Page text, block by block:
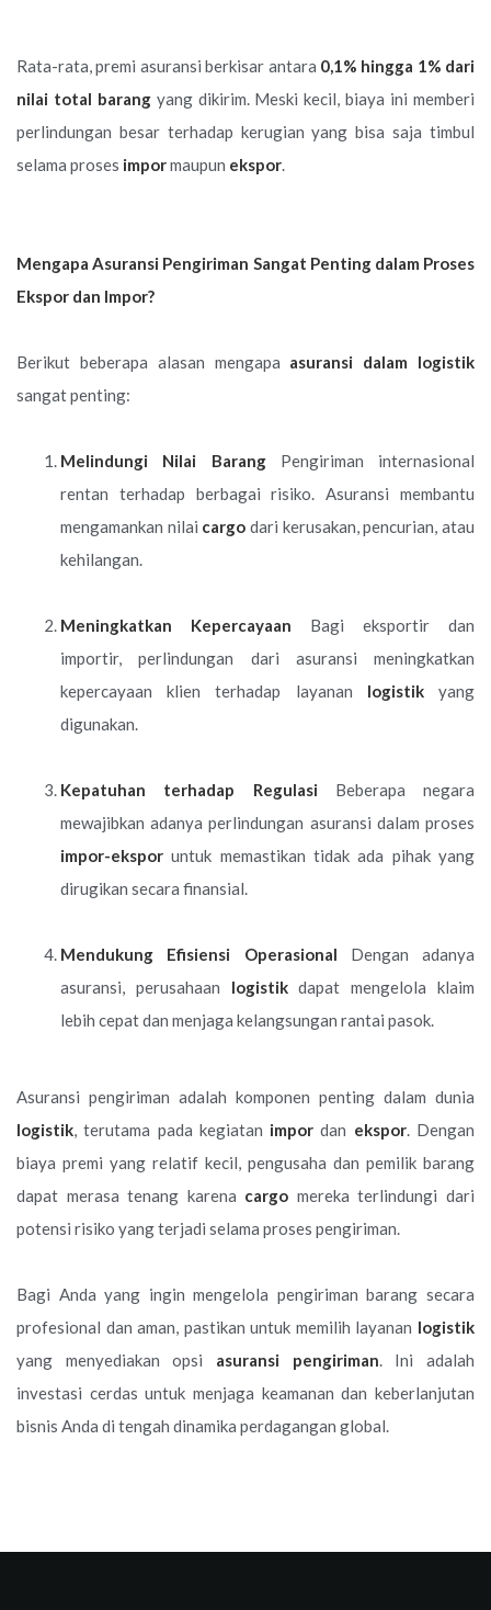
Rata-rata, premi asuransi berkisar antara 0,1% hingga 1% dari
nilai total barangyang dikirim. Meski kecil, biaya ini memberi
perlindungan besar terhadap kerugian yang bisa saja timbul
selama proses impormaupun ekspor.
Mengapa Asuransi Pengiriman Sangat Penting dalam Proses
Ekspor dan Impor?
Berikut beberapa alasan mengapa asuransi dalam logistik
sangat penting:
Melindungi Nilai BarangPengiriman internasional
rentan terhadap berbagai risiko. Asuransi membantu
mengamankan nilai cargo dari kerusakan, pencurian, atau
kehilangan.
Meningkatkan Kepercayaan Bagi eksportir dan
importir, perlindungan dari asuransi meningkatkan
kepercayaan klien terhadap layanan logistikyang
digunakan.
Kepatuhan terhadap Regulasi Beberapa negara
mewajibkan adanya perlindungan asuransi dalam proses
impor-ekspor untuk memastikan tidak ada pihak yang
dirugikan secara finansial.
Mendukung Efisiensi Operasional Dengan adanya
asuransi, perusahaan logistikdapat mengelola klaim
lebih cepat dan menjaga kelangsungan rantai pasok.
Asuransi pengiriman adalah komponen penting dalam dunia
logistik, terutama pada kegiatan impor dan ekspor. Dengan
biaya premi yang relatif kecil, pengusaha dan pemilik barang
dapat merasa tenang karena cargo mereka terlindungi dari
potensi risiko yang terjadi selama proses pengiriman.
Bagi Anda yang ingin mengelola pengiriman barang secara
profesional dan aman, pastikan untuk memilih layanan logistik
yang menyediakan opsi asuransi pengiriman. Ini adalah
investasi cerdas untuk menjaga keamanan dan keberlanjutan
bisnis Anda di tengah dinamika perdagangan global.